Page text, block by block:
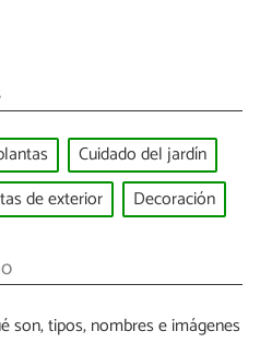
Cuidado del jardín
de exterior Decoración
son, tipos, nombres e imágenes